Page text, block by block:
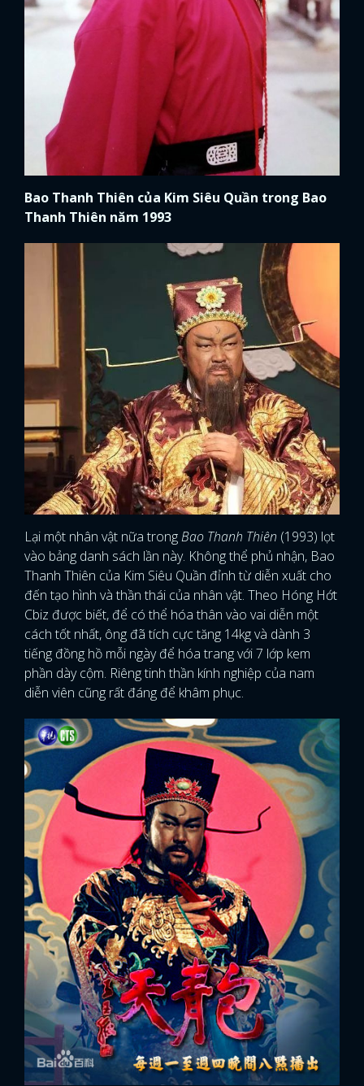
Bao Thanh Thiên của Kim Siêu Quần trong Bao
Thanh Thiên năm 1993
Lại một nhân vật nữa trongBao Thanh Thiên (1993) lọt
vào bảng danh sách lần này. Không thể phủ nhận, Bao
Thanh Thiên của Kim Siêu Quần đỉnh từ diễn xuất cho
đến tạo hình và thần thái của nhân vật. Theo Hóng Hớt
Cbiz được biết, để có thể hóa thân vào vai diễn một
cách tốt nhất, ông đã tích cực tăng 14kg và dành 3
tiếng đồng hồ mỗi ngày để hóa trang với 7 lớp kem
phần dày cộm. Riêng tinh thần kính nghiệp của nam
diễn viên cũng rất đáng để khâm phục.